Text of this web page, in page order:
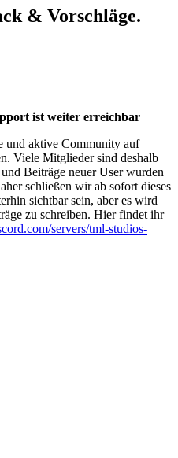
& Vorschläge.
ist weiter erreichbar
und aktive Community auf
Viele Mitglieder sind deshalb
Beiträge neuer User wurden
schließen wir ab sofort dieses
sichtbar sein, aber es wird
zu schreiben. Hier findet ihr
servers/tml-studios-